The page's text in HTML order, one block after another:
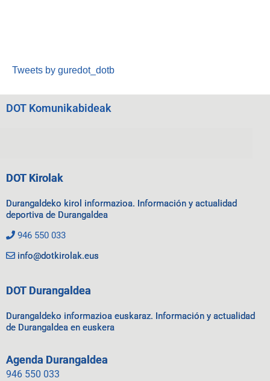
Tweets by guredot_dotb
DOT Komunikabideak
DOT Kirolak
Durangaldeko kirol informazioa. Información y actualidad
deportiva de Durangaldea
946 550 033
info@dotkirolak.eus
DOT Durangaldea
Durangaldeko informazioa euskaraz. Información y actualidad
de Durangaldea en euskera
Agenda Durangaldea
946 550 033